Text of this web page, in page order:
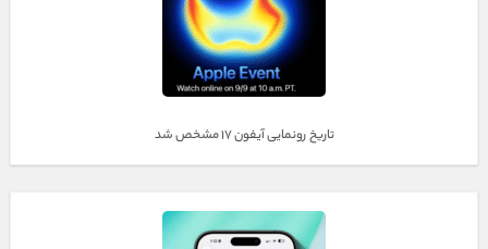
تاریخ رونمایی آیفون ۱۷ مشخص شد